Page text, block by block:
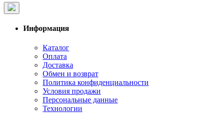
Информация
Каталог
Оплата
Доставка
Обмен и возврат
Политика конфиденциальности
Условия продажи
Персональные данные
Технологии